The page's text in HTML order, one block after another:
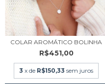
COLAR AROMÁTICO BOLINHA
R$451,00
3 x de R$150,33 sem juros